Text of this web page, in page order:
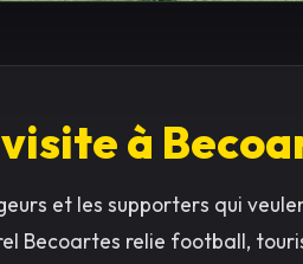
à
et les supporters qui
Becoartes relie football,